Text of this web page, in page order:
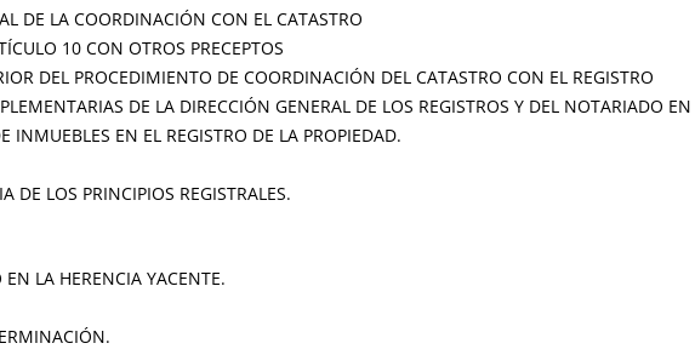
DE LA COORDINACIÓN CON EL CATASTRO
10 CON OTROS PRECEPTOS
DEL PROCEDIMIENTO DE COORDINACIÓN DEL CATASTRO CON EL REGISTRO
DE LA DIRECCIÓN GENERAL DE LOS REGISTROS Y DEL NOTARIADO
INMUEBLES EN EL REGISTRO DE LA PROPIEDAD.
DE LOS PRINCIPIOS REGISTRALES.
EN LA HERENCIA YACENTE.